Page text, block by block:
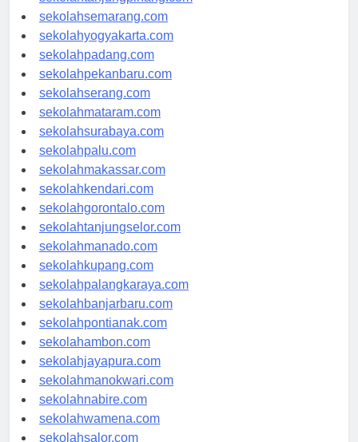
sekolahtanjungpinang.com
sekolahsemarang.com
sekolahyogyakarta.com
sekolahpadang.com
sekolahpekanbaru.com
sekolahserang.com
sekolahmataram.com
sekolahsurabaya.com
sekolahpalu.com
sekolahmakassar.com
sekolahkendari.com
sekolahgorontalo.com
sekolahtanjungselor.com
sekolahmanado.com
sekolahkupang.com
sekolahpalangkaraya.com
sekolahbanjarbaru.com
sekolahpontianak.com
sekolahambon.com
sekolahjayapura.com
sekolahmanokwari.com
sekolahnabire.com
sekolahwamena.com